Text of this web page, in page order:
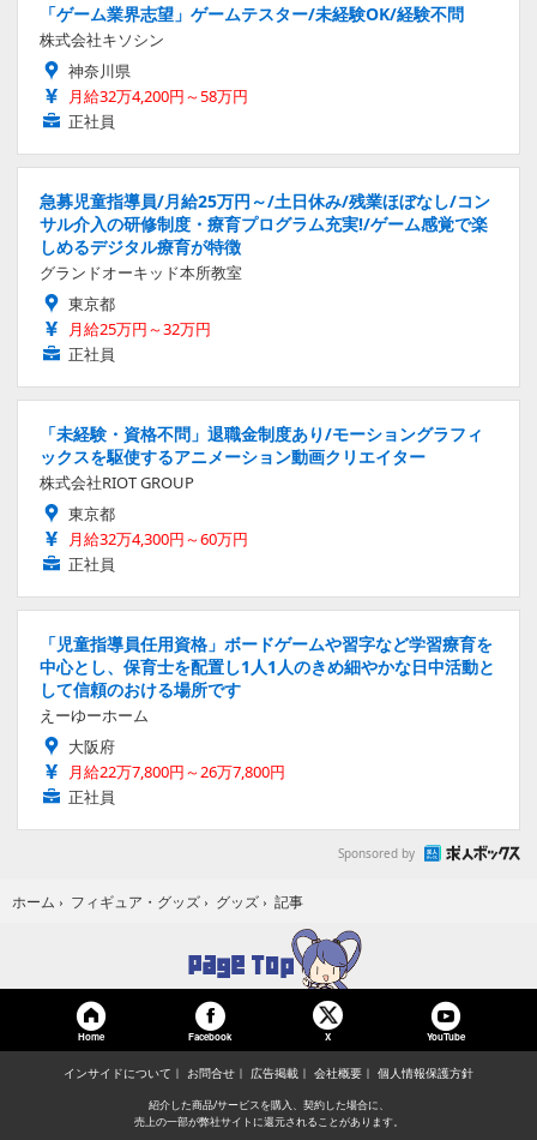
「ゲーム業界志望」ゲームテスター/未経験OK/経験不問
株式会社キソシン
神奈川県
月給32万4,200円～58万円
正社員
急募児童指導員/月給25万円～/土日休み/残業ほぼなし/コン
サル介入の研修制度・療育プログラム充実!/ゲーム感覚で楽
しめるデジタル療育が特徴
グランドオーキッド本所教室
東京都
月給25万円～32万円
正社員
「未経験・資格不問」退職金制度あり/モーショングラフィ
ックスを駆使するアニメーション動画クリエイター
株式会社RIOT GROUP
東京都
月給32万4,300円～60万円
正社員
「児童指導員任用資格」ボードゲームや習字など学習療育を
中心とし、保育士を配置し1人1人のきめ細やかな日中活動と
して信頼のおける場所です
えーゆーホーム
大阪府
月給22万7,800円～26万7,800円
正社員
Sponsored by
ホーム › フィギュア・グッズ › グッズ › 記事
Home Facebook X YouTube
インサイドについて お問合せ 広告掲載 会社概要 個人情報保護方針
紹介した商品/サービスを購入、契約した場合に、
売上の一部が弊社サイトに還元されることがあります。